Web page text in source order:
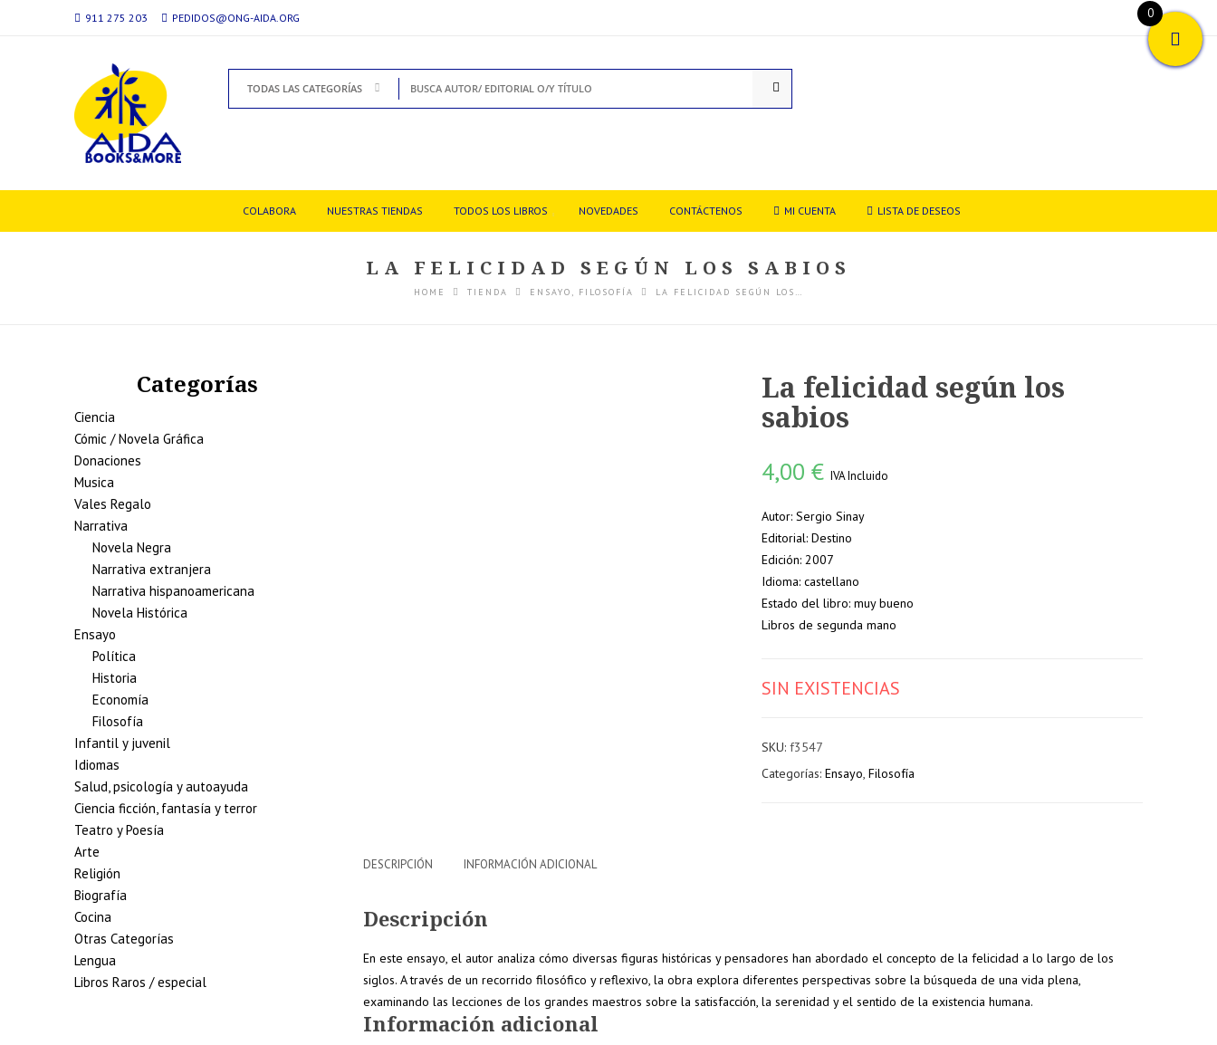
911 275 203 PEDIDOS@ONG-AIDA.ORG
TODAS LAS CATEGORÍAS
COLABORA NUESTRAS TIENDAS TODOS LOS LIBROS NOVEDADES CONTÁCTENOS MI CUENTA LISTA DE DESEOS
LA FELICIDAD SEGÚN LOS SABIOS
HOME TIENDA ENSAYO , FILOSOFÍA LA FELICIDAD SEGÚN LOS…
La felicidad según los
sabios
4,00€ IVA Incluido
Autor: Sergio Sinay
Editorial: Destino
Edición: 2007
Idioma: castellano
Estado del libro: muy bueno
Libros de segunda mano
SIN EXISTENCIAS
SKU:f3547
Categorías:Ensayo,Filosofía
DESCRIPCIÓN INFORMACIÓN ADICIONAL
Descripción
En este ensayo, el autor analiza cómo diversas figuras históricas y pensadores han abordado el concepto de la felicidad a lo largo de los
siglos. A través de un recorrido filosófico y reflexivo, la obra explora diferentes perspectivas sobre la búsqueda de una vida plena,
examinando las lecciones de los grandes maestros sobre la satisfacción, la serenidad y el sentido de la existencia humana.
Información adicional
Categorías
Ciencia
Cómic / Novela Gráfica
Donaciones
Musica
Vales Regalo
Narrativa
Novela Negra
Narrativa extranjera
Narrativa hispanoamericana
Novela Histórica
Ensayo
Política
Historia
Economía
Filosofía
Infantil y juvenil
Idiomas
Salud, psicología y autoayuda
Ciencia ficción, fantasía y terror
Teatro y Poesía
Arte
Religión
Biografía
Cocina
Otras Categorías
Lengua
Libros Raros / especial
0